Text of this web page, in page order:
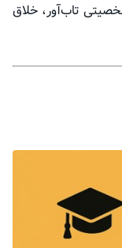
تاب‌آور، خلاق